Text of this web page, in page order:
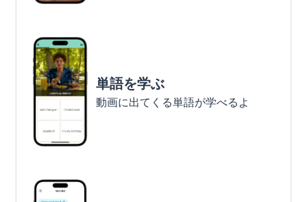
単語を学ぶ
動画に出てくる単語が学べるよ